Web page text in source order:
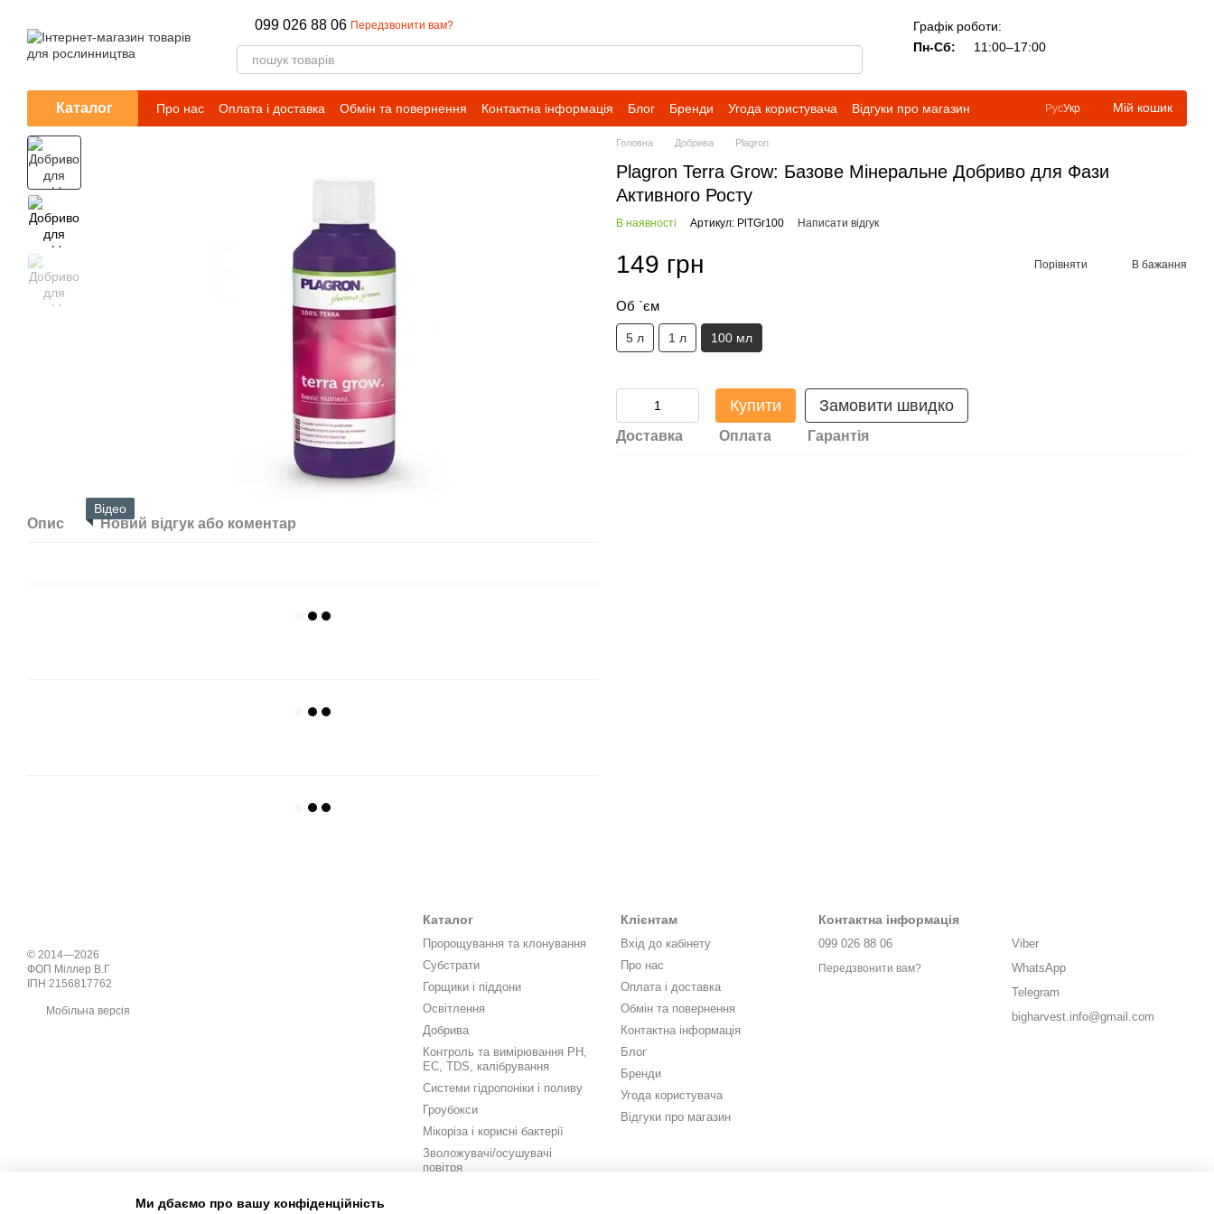
099 026 88 06 Передзвонити вам?
Графік роботи:
Пн-Сб:
11:00–17:00
Каталог Про нас Оплата і доставка Обмін та повернення Контактна інформація Блог Бренди Угода користувача Відгуки про магазин РусУкр Мій кошик
Відео
Опис Новий відгук або коментар
Головна Добрива Plagron
Plagron Terra Grow: Базове Мінеральне Добриво для Фази
Активного Росту
В наявності Артикул: PlTGr100 Написати відгук
149 грн Порівняти В бажання
Об `єм
5 л 1 л 100 мл
Купити Замовити швидко
Доставка Оплата Гарантія
© 2014—2026
ФОП Міллер В.Г
ІПН 2156817762
Мобільна версія
Каталог
Пророщування та клонування
Субстрати
Горщики і піддони
Освітлення
Добрива
Контроль та вимірювання PH,
EC, TDS, калібрування
Системи гідропоніки і поливу
Гроубокси
Мікоріза і корисні бактерії
Зволожувачі/осушувачі
повітря
Клієнтам
Вхід до кабінету
Про нас
Оплата і доставка
Обмін та повернення
Контактна інформація
Блог
Бренди
Угода користувача
Відгуки про магазин
Контактна інформація
099 026 88 06
Передзвонити вам?
Viber
WhatsApp
Telegram
bigharvest.info@gmail.com
Ми дбаємо про вашу конфіденційність